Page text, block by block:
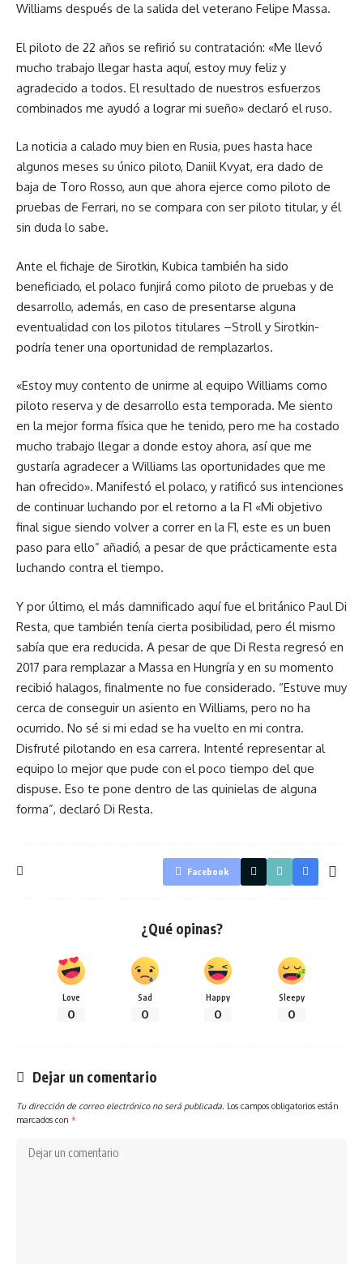
Williams después de la salida del veterano Felipe Massa.
El piloto de 22 años se refirió su contratación: «Me llevó
mucho trabajo llegar hasta aquí, estoy muy feliz y
agradecido a todos. El resultado de nuestros esfuerzos
combinados me ayudó a lograr mi sueño» declaró el ruso.
La noticia a calado muy bien en Rusia, pues hasta hace
algunos meses su único piloto, Daniil Kvyat, era dado de
baja de Toro Rosso, aun que ahora ejerce como piloto de
pruebas de Ferrari, no se compara con ser piloto titular, y él
sin duda lo sabe.
Ante el fichaje de Sirotkin, Kubica también ha sido
beneficiado, el polaco funjirá como piloto de pruebas y de
desarrollo, además, en caso de presentarse alguna
eventualidad con los pilotos titulares –Stroll y Sirotkin-
podría tener una oportunidad de remplazarlos.
«Estoy muy contento de unirme al equipo Williams como
piloto reserva y de desarrollo esta temporada. Me siento
en la mejor forma física que he tenido, pero me ha costado
mucho trabajo llegar a donde estoy ahora, así que me
gustaría agradecer a Williams las oportunidades que me
han ofrecido». Manifestó el polaco, y ratificó sus intenciones
de continuar luchando por el retorno a la F1 «Mi objetivo
final sigue siendo volver a correr en la F1, este es un buen
paso para ello” añadió, a pesar de que prácticamente esta
luchando contra el tiempo.
Y por último, el más damnificado aquí fue el británico Paul Di
Resta, que también tenía cierta posibilidad, pero él mismo
sabía que era reducida. A pesar de que Di Resta regresó en
2017 para remplazar a Massa en Hungría y en su momento
recibió halagos, finalmente no fue considerado. “Estuve muy
cerca de conseguir un asiento en Williams, pero no ha
ocurrido. No sé si mi edad se ha vuelto en mi contra.
Disfruté pilotando en esa carrera. Intenté representar al
equipo lo mejor que pude con el poco tiempo del que
dispuse. Eso te pone dentro de las quinielas de alguna
forma”, declaró Di Resta.
Facebook
¿Qué opinas?
Love
0
Sad
0
Happy
0
Sleepy
0
Dejar un comentario
Tu dirección de correo electrónico no será publicada. Los campos obligatorios están
marcados con *